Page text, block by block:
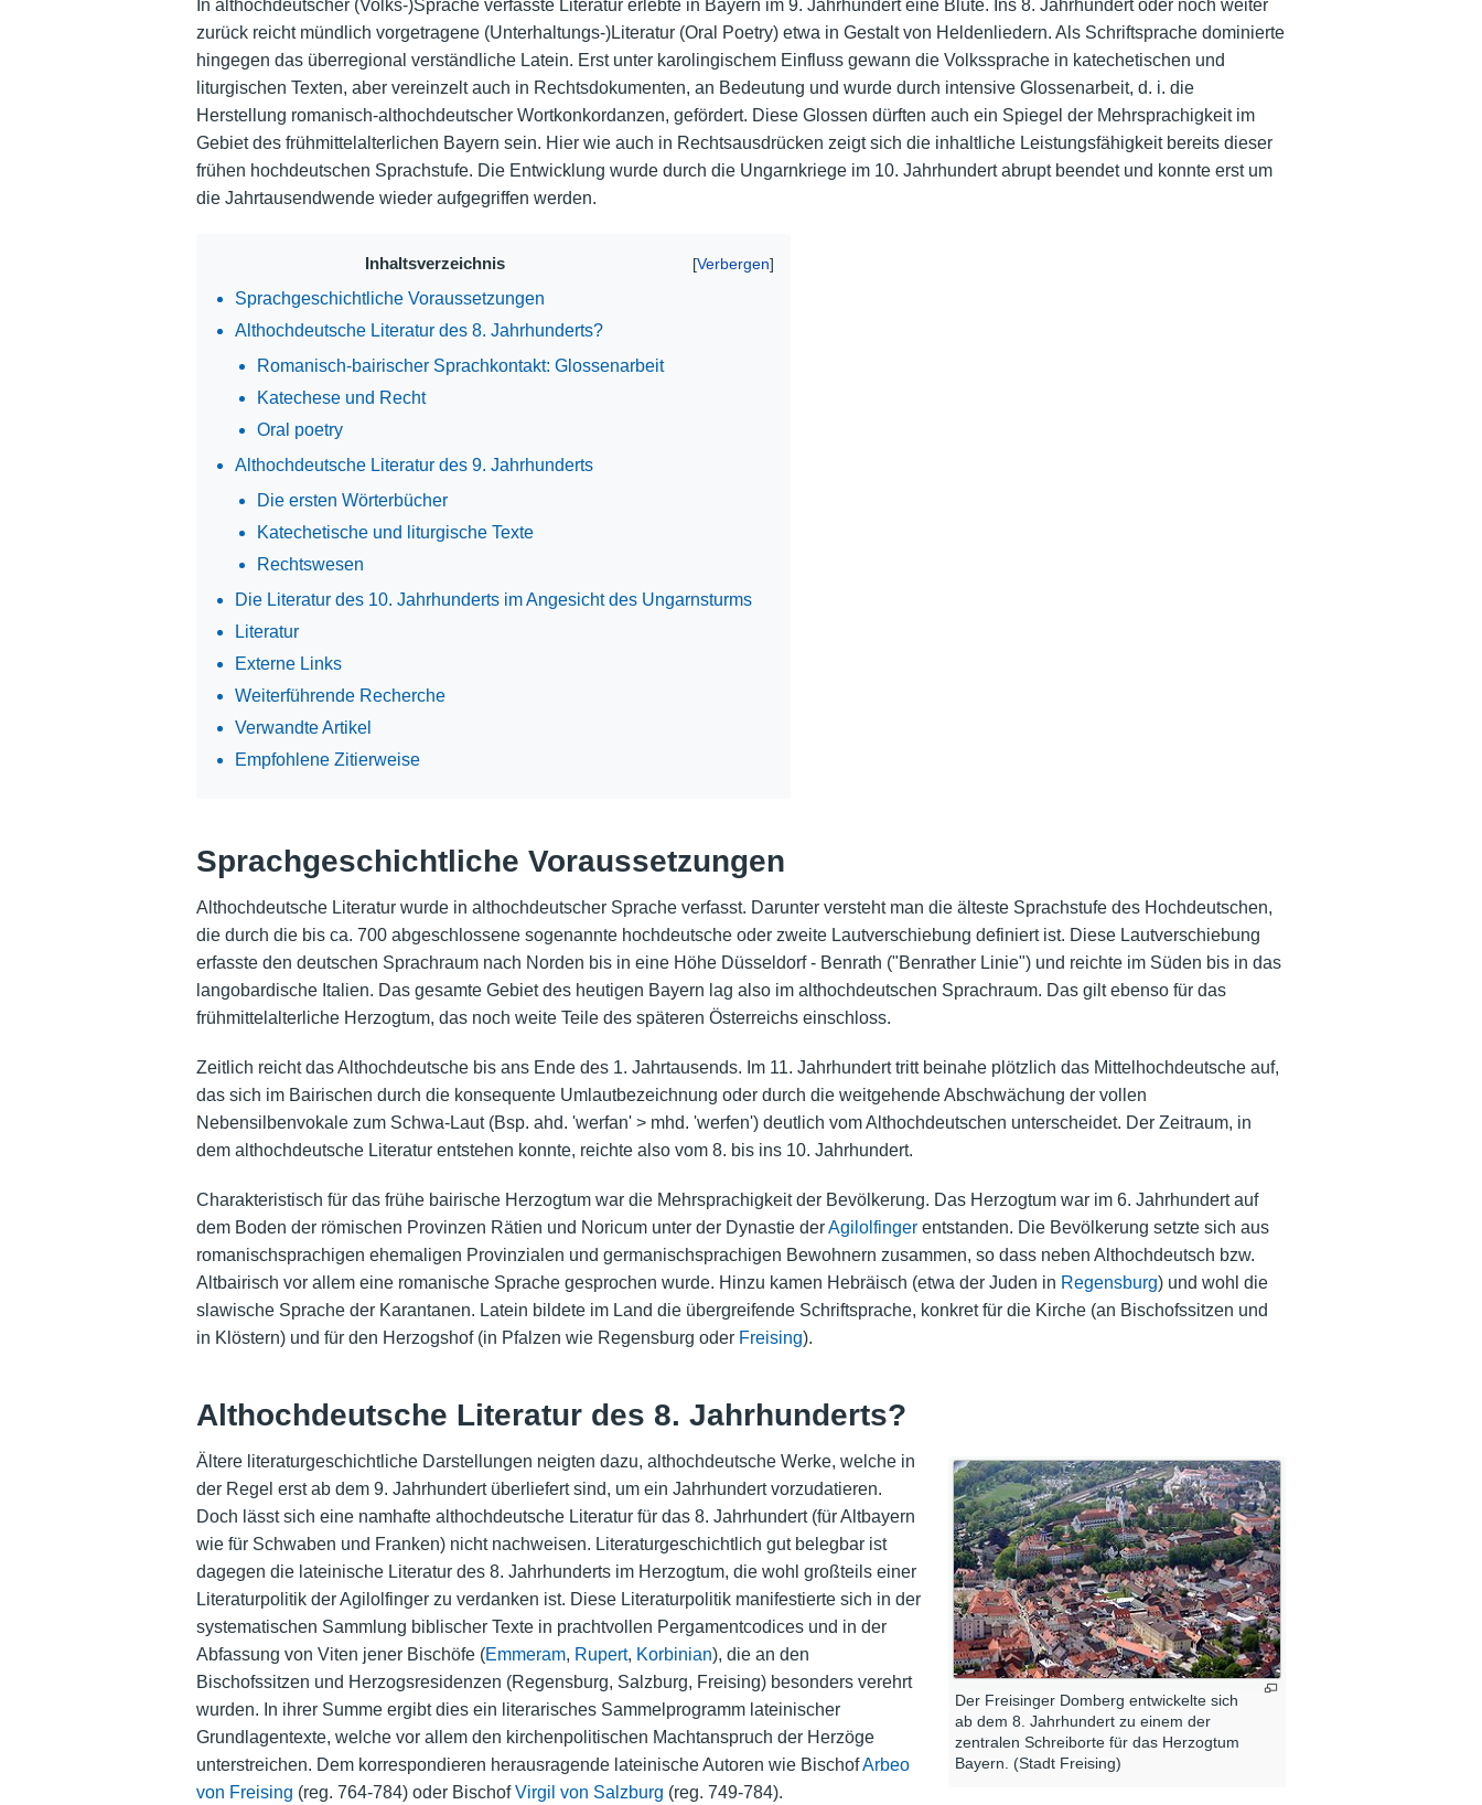
Nutzungshinweise
In althochdeutscher (Volks-)Sprache verfasste Literatur erlebte in Bayern im 9. Jahrhundert eine Blüte. Ins 8. Jahrhundert oder noch weiter
zurück reicht mündlich vorgetragene (Unterhaltungs-)Literatur (Oral Poetry) etwa in Gestalt von Heldenliedern. Als Schriftsprache dominierte
hingegen das überregional verständliche Latein. Erst unter karolingischem Einfluss gewann die Volkssprache in katechetischen und
liturgischen Texten, aber vereinzelt auch in Rechtsdokumenten, an Bedeutung und wurde durch intensive Glossenarbeit, d. i. die
Herstellung romanisch-althochdeutscher Wortkonkordanzen, gefördert. Diese Glossen dürften auch ein Spiegel der Mehrsprachigkeit im
Gebiet des frühmittelalterlichen Bayern sein. Hier wie auch in Rechtsausdrücken zeigt sich die inhaltliche Leistungsfähigkeit bereits dieser
frühen hochdeutschen Sprachstufe. Die Entwicklung wurde durch die Ungarnkriege im 10. Jahrhundert abrupt beendet und konnte erst um
die Jahrtausendwende wieder aufgegriffen werden.
Inhaltsverzeichnis
Sprachgeschichtliche Voraussetzungen
Althochdeutsche Literatur des 8. Jahrhunderts?
Romanisch-bairischer Sprachkontakt: Glossenarbeit
Katechese und Recht
Oral poetry
Althochdeutsche Literatur des 9. Jahrhunderts
Die ersten Wörterbücher
Katechetische und liturgische Texte
Rechtswesen
Die Literatur des 10. Jahrhunderts im Angesicht des Ungarnsturms
Literatur
Externe Links
Weiterführende Recherche
Verwandte Artikel
Empfohlene Zitierweise
Sprachgeschichtliche Voraussetzungen
Althochdeutsche Literatur wurde in althochdeutscher Sprache verfasst. Darunter versteht man die älteste Sprachstufe des Hochdeutschen,
die durch die bis ca. 700 abgeschlossene sogenannte hochdeutsche oder zweite Lautverschiebung definiert ist. Diese Lautverschiebung
erfasste den deutschen Sprachraum nach Norden bis in eine Höhe Düsseldorf - Benrath ("Benrather Linie") und reichte im Süden bis in das
langobardische Italien. Das gesamte Gebiet des heutigen Bayern lag also im althochdeutschen Sprachraum. Das gilt ebenso für das
frühmittelalterliche Herzogtum, das noch weite Teile des späteren Österreichs einschloss.
Zeitlich reicht das Althochdeutsche bis ans Ende des 1. Jahrtausends. Im 11. Jahrhundert tritt beinahe plötzlich das Mittelhochdeutsche auf,
das sich im Bairischen durch die konsequente Umlautbezeichnung oder durch die weitgehende Abschwächung der vollen
Nebensilbenvokale zum Schwa-Laut (Bsp. ahd. 'werfan' > mhd. 'werfen') deutlich vom Althochdeutschen unterscheidet. Der Zeitraum, in
dem althochdeutsche Literatur entstehen konnte, reichte also vom 8. bis ins 10. Jahrhundert.
Charakteristisch für das frühe bairische Herzogtum war die Mehrsprachigkeit der Bevölkerung. Das Herzogtum war im 6. Jahrhundert auf
dem Boden der römischen Provinzen Rätien und Noricum unter der Dynastie derAgilolfingerentstanden. Die Bevölkerung setzte sich aus
romanischsprachigen ehemaligen Provinzialen und germanischsprachigen Bewohnern zusammen, so dass neben Althochdeutsch bzw.
Altbairisch vor allem eine romanische Sprache gesprochen wurde. Hinzu kamen Hebräisch (etwa der Juden in Regensburg) und wohl die
slawische Sprache der Karantanen. Latein bildete im Land die übergreifende Schriftsprache, konkret für die Kirche (an Bischofssitzen und
in Klöstern) und für den Herzogshof (in Pfalzen wie Regensburg oder Freising).
Althochdeutsche Literatur des 8. Jahrhunderts?
Der Freisinger Domberg entwickelte sich
ab dem 8. Jahrhundert zu einem der
zentralen Schreiborte für das Herzogtum
Bayern. (Stadt Freising)
Ältere literaturgeschichtliche Darstellungen neigten dazu, althochdeutsche Werke, welche in
der Regel erst ab dem 9. Jahrhundert überliefert sind, um ein Jahrhundert vorzudatieren.
Doch lässt sich eine namhafte althochdeutsche Literatur für das 8. Jahrhundert (für Altbayern
wie für Schwaben und Franken) nicht nachweisen. Literaturgeschichtlich gut belegbar ist
dagegen die lateinische Literatur des 8. Jahrhunderts im Herzogtum, die wohl großteils einer
Literaturpolitik der Agilolfinger zu verdanken ist. Diese Literaturpolitik manifestierte sich in der
systematischen Sammlung biblischer Texte in prachtvollen Pergamentcodices und in der
Abfassung von Viten jener Bischöfe (Emmeram, Rupert, Korbinian), die an den
Bischofssitzen und Herzogsresidenzen (Regensburg, Salzburg, Freising) besonders verehrt
wurden. In ihrer Summe ergibt dies ein literarisches Sammelprogramm lateinischer
Grundlagentexte, welche vor allem den kirchenpolitischen Machtanspruch der Herzöge
unterstreichen. Dem korrespondieren herausragende lateinische Autoren wie BischofArbeo
von Freising (reg. 764-784) oder BischofVirgil von Salzburg (reg. 749-784).